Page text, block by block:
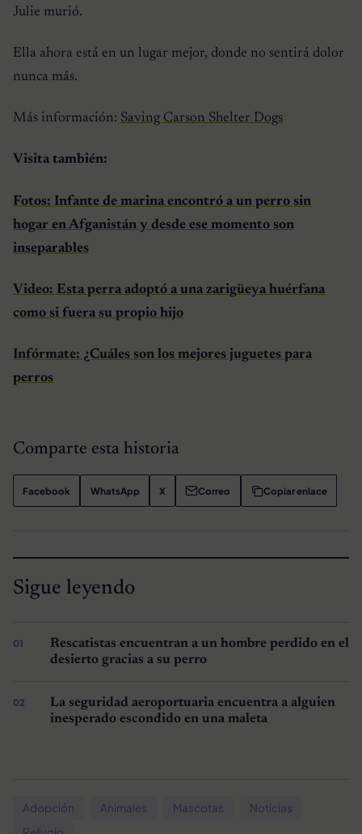
Julie murió.
Ella ahora está en un lugar mejor, donde no sentirá dolor
nunca más.
Más información: Saving Carson Shelter Dogs
Visita también:
Fotos: Infante de marina encontró a un perro sin
hogar en Afganistán y desde ese momento son
inseparables
Video: Esta perra adoptó a una zarigüeya huérfana
como si fuera su propio hijo
Infórmate: ¿Cuáles son los mejores juguetes para
perros
Comparte esta historia
Facebook WhatsApp X Correo Copiar enlace
Sigue leyendo
Rescatistas encuentran a un hombre perdido en el
desierto gracias a su perro
La seguridad aeroportuaria encuentra a alguien
inesperado escondido en una maleta
Adopción Animales Mascotas
Noticias